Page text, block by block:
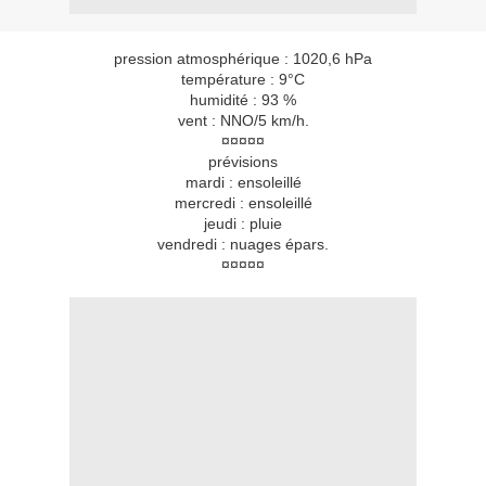
pression atmosphérique : 1020,6 hPa
température : 9°C
humidité : 93 %
vent : NNO/5 km/h.
¤¤¤¤¤
prévisions
mardi : ensoleillé
mercredi : ensoleillé
jeudi : pluie
vendredi : nuages épars.
¤¤¤¤¤